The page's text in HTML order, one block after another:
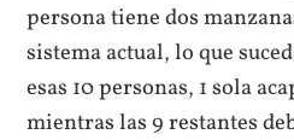
persona tiene dos
sistema actual, lo que
esas 10 personas, 1 sola
mientras las 9 restantes